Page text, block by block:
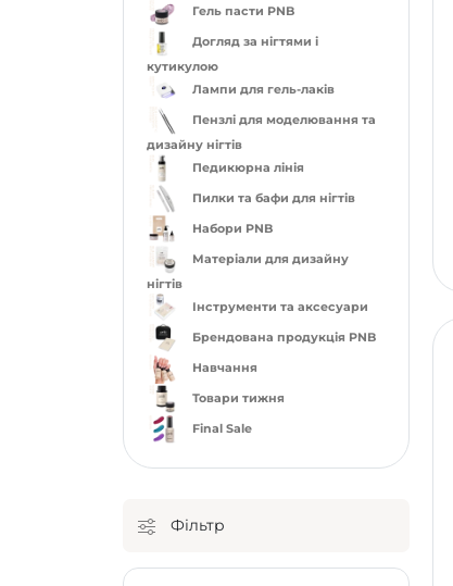
Гель пасти PNB
Догляд за нігтями і
кутикулою
Лампи для гель-лаків
Пензлі для моделювання та
дизайну нігтів
Педикюрна лінія
Пилки та бафи для нігтів
Набори PNB
Матеріали для дизайну
нігтів
Інструменти та аксесуари
Брендована продукція PNB
Навчання
Товари тижня
Final Sale
Фільтр